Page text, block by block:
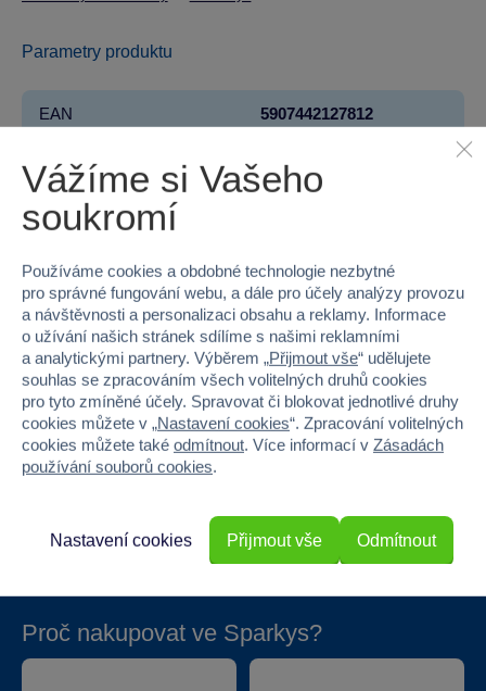
Parametry produktu
EAN 5907442127812
Kód produktu 55MO-12781
Značka
Řada Tlapková patrola
Věk od
Pohlaví HOLKA, KLUK
Materiál PLAST
Proč nakupovat ve Sparkys?
Vážíme si Vašeho
soukromí
Používáme cookies a obdobné technologie nezbytné
pro správné fungování webu, a dále pro účely analýzy provozu
a návštěvnosti a personalizaci obsahu a reklamy. Informace
o užívání našich stránek sdílíme s našimi reklamními
a analytickými partnery. Výběrem „Přijmout vše“ udělujete
souhlas se zpracováním všech volitelných druhů cookies
pro tyto zmíněné účely. Spravovat či blokovat jednotlivé druhy
cookies můžete v „Nastavení cookies“. Zpracování volitelných
cookies můžete také odmítnout. Více informací v Zásadách
používání souborů cookies.
Odmítnout
Nastavení cookies Přijmout vše